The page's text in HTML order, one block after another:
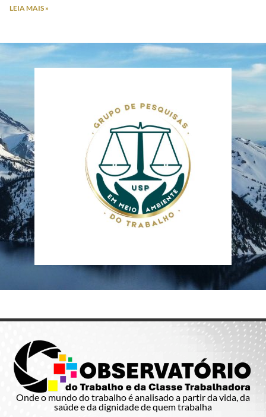
LEIA MAIS »
Onde o mundo do trabalho é analisado a partir da vida, da
saúde e da dignidade de quem trabalha